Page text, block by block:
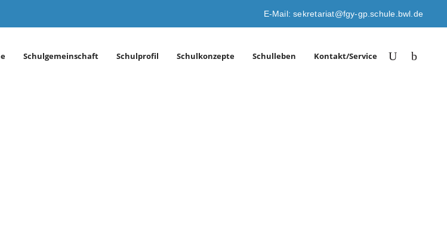
E-Mail: sekretariat@fgy-gp.schule.bwl.de
Schulgemeinschaft Schulprofil Schulkonzepte Schulleben Kontakt/Service